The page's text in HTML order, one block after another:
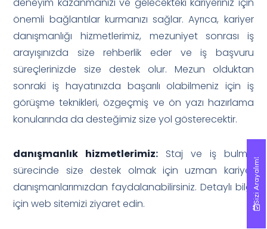
önemli bağlantılar kurmanızı sağlar. Ayrıca, kariyer
danışmanlığı hizmetlerimiz, mezuniyet sonrası iş
arayışınızda size rehberlik eder ve iş başvuru
süreçlerinizde size destek olur. Mezun olduktan
sonraki iş hayatınızda başarılı olabilmeniz için iş
görüşme teknikleri, özgeçmiş ve ön yazı hazırlama
konularında da desteğimiz size yol gösterecektir.
danışmanlık hizmetlerimiz: Staj ve iş bulma
sürecinde size destek olmak için uzman kariyer
danışmanlarımızdan faydalanabilirsiniz. Detaylı bilgi
için web sitemizi ziyaret edin.
Sizi Arayalım!
Sizi Arayalım!